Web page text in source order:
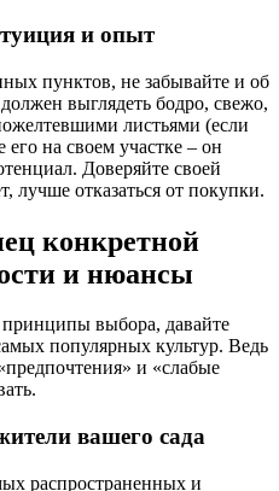
и опыт
пунктов, не забывайте и об
выглядеть бодро, свежо,
листьями (если
на своем участке – он
Доверяйте своей
лучше отказаться от покупки.
конкретной
и нюансы
выбора, давайте
популярных культур. Ведь
и «слабые
вашего сада
распространенных и